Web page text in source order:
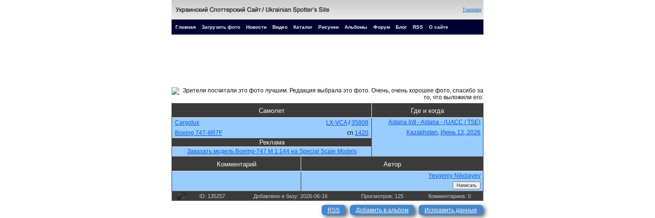
Translate
Главная Загрузить фото Новости Видео Каталог Рисунки Альбомы Форум Блог RSS О сайте
Самолет Где и когда
Cargolux LX-VCA/35808
Astana Intl - Astana - (UACC / TSE)
Boeing 747-8R7F
cn 1420 Kazakhstan, Июнь 13, 2026
Реклама
Заказать модель Boeing-747 М 1:144 на Special Scale Models
Комментарий Автор
Yevgeniy Nikolayev
ID: 135257 Добавлено в базу: 2026-06-16 Просмотров: 125 Комментариев: 0
RSS Добавить в альбом Исправить данные